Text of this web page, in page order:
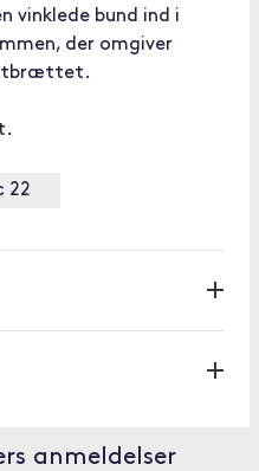
vinklede bund ind i
der omgiver
22
anmeldelser